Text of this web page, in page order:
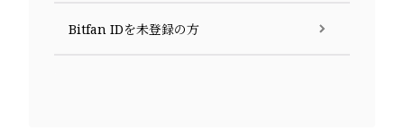
Bitfan IDを未登録の方